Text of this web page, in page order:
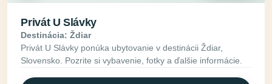
Privát U Slávky
Destinácia: Ždiar
Privát U Slávky ponúka ubytovanie v destinácii Ždiar,
Slovensko. Pozrite si vybavenie, fotky a ďalšie informácie.